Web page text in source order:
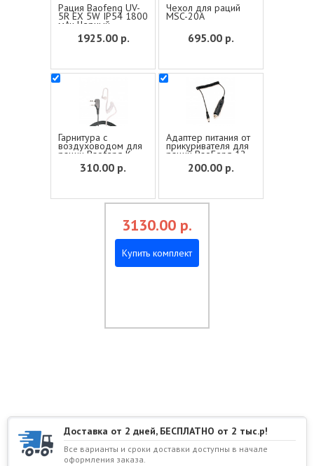
Рация Baofeng UV-
5R EX 5W IP54 1800
мАч Черный
1925.00р.
Чехол для раций
MSC-20A
695.00 р.
Гарнитура с
воздуховодом для
рации Baofeng K-
310.00 р.
Адаптер питания от
прикуривателя для
раций BaoFeng 12-
200.00 р.
3130.00 р.
Купить комплект
Доставка от 2 дней, БЕСПЛАТНО от 2 тыс.р!
Все варианты и сроки доставки доступны в начале
оформления заказа.